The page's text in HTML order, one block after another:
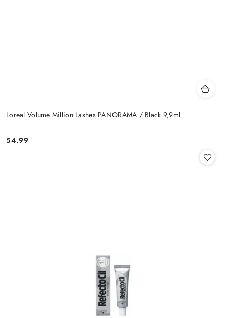
Loreal Volume Million Lashes PANORAMA / Black 9,9ml
Cena:
54.99